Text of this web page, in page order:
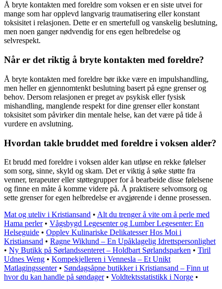
Å bryte kontakten med foreldre som voksen er en siste utvei for
mange som har opplevd langvarig traumatisering eller konstant
toksisitet i relasjonen. Dette er en smertefull og vanskelig beslutning,
men noen ganger nødvendig for ens egen helbredelse og
selvrespekt.
Når er det riktig å bryte kontakten med foreldre?
Å bryte kontakten med foreldre bør ikke være en impulshandling,
men heller en gjennomtenkt beslutning basert på egne grenser og
behov. Dersom relasjonen er preget av psykisk eller fysisk
mishandling, manglende respekt for dine grenser eller konstant
toksisitet som påvirker din mentale helse, kan det være på tide å
vurdere en avslutning.
Hvordan takle bruddet med foreldre i voksen alder?
Et brudd med foreldre i voksen alder kan utløse en rekke følelser
som sorg, sinne, skyld og skam. Det er viktig å søke støtte fra
venner, terapeuter eller støttegrupper for å bearbeide disse følelsene
og finne en måte å komme videre på. Å praktisere selvomsorg og
sette grenser for egen helbredelse er avgjørende i denne prosessen.
Mat og uteliv i Kristiansand • Alt du trenger å vite om å perle med
Hama perler• Vågsbygd Legesenter og Lumber Legesenter: En
Helseguide • Opplev Kulinariske Delikatesser Hos Moi i
Kristiansand • Ragne Wiklund – En Upåklagelig Idrettspersonlighet
• Ny Butikk på Sørlandssenteret – Holdbart Sørlandsparken • Tiril
Udnes Weng • Kompekjelleren i Vennesla – Et Unikt
Matlagingssenter• Søndagsåpne butikker i Kristiansand – Finn ut
hvor du kan handle på søndager• Voldtektsstatistikk i Norge •